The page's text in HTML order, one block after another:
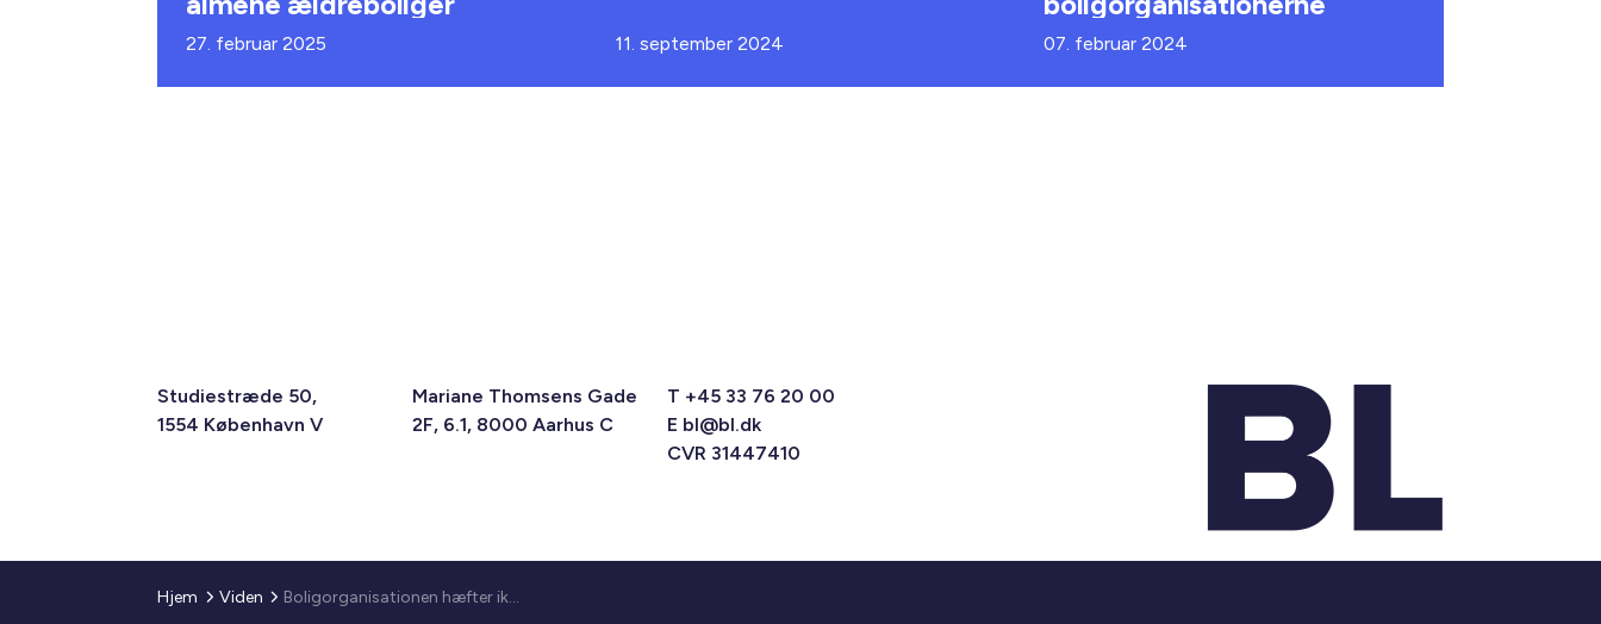
27. februar 2025 11. september 2024 07. februar 2024
Studiestræde 50,
1554 København V
Mariane Thomsens Gade
2F, 6.1, 8000 Aarhus C
T +45 33 76 20 00
E bl@bl.dk
CVR 31447410
Hjem Viden Boligorganisationen hæfter ikke for lejers skyldige betaling af el